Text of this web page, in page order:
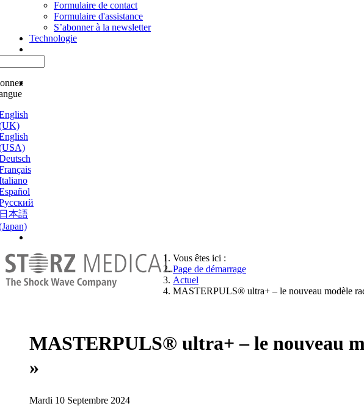
Formulaire de contact
Formulaire d'assistance
S’abonner à la newsletter
Technologie
本語
Vous êtes ici :
Page de démarrage
Actuel
MASTERPULS® ultra+ – le nouveau modèle
MASTERPULS® ultra+ – le nouveau
»
Mardi 10 Septembre 2024